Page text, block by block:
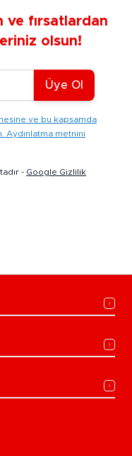
ve fırsatlardan
olsun!
Adresiniz
Üye Ol
ve bu kapsamda
Aydınlatma metnini
- Google Gizlilik